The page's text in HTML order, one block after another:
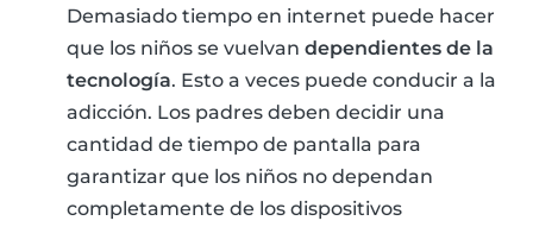
Demasiado tiempo en internet puede hacer
que los niños se vuelvan dependientes de la
tecnología. Esto a veces puede conducir a la
adicción. Los padres deben decidir una
cantidad de tiempo de pantalla para
garantizar que los niños no dependan
completamente de los dispositivos